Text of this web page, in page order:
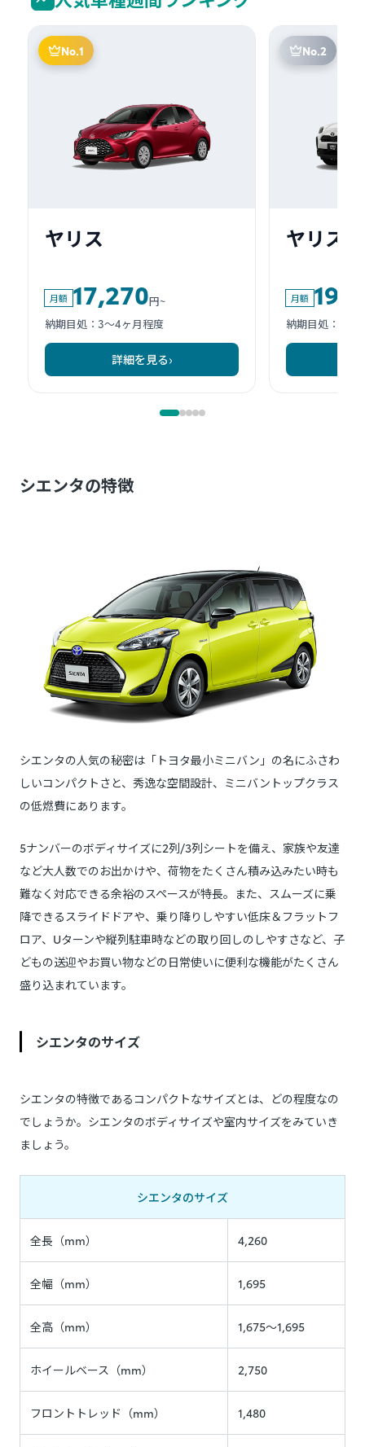
シエンタの特徴
シエンタの人気の秘密は「トヨタ最小ミニバン」の名にふさわ
しいコンパクトさと、秀逸な空間設計、ミニバントップクラス
の低燃費にあります。
5ナンバーのボディサイズに2列/3列シートを備え、家族や友達
など大人数でのお出かけや、荷物をたくさん積み込みたい時も
難なく対応できる余裕のスペースが特長。また、スムーズに乗
降できるスライドドアや、乗り降りしやすい低床＆フラットフ
ロア、Uターンや縦列駐車時などの取り回しのしやすさなど、子
どもの送迎やお買い物などの日常使いに便利な機能がたくさん
盛り込まれています。
シエンタのサイズ
シエンタの特徴であるコンパクトなサイズとは、どの程度なの
でしょうか。シエンタのボディサイズや室内サイズをみていき
ましょう。
シエンタのサイズ
全長（mm） 4,260
全幅（mm） 1,695
全高（mm） 1,675～1,695
ホイールベース（mm） 2,750
フロントトレッド（mm） 1,480